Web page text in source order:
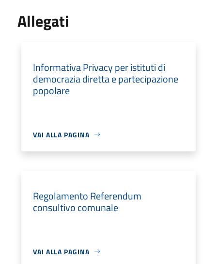
Allegati
Informativa Privacy per istituti di
democrazia diretta e partecipazione
popolare
VAI ALLA PAGINA
Regolamento Referendum
consultivo comunale
VAI ALLA PAGINA